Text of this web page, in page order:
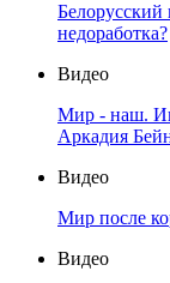
Белорусский
недоработка?
Видео
Мир - наш.
Аркадия
Видео
Мир после
Видео